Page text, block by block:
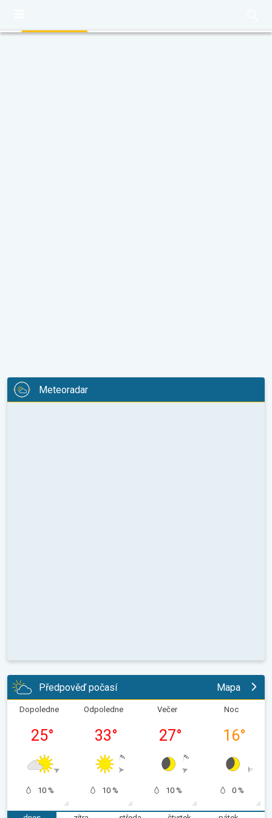
Meteoradar
Předpověď počasí Mapa
Dopoledne
25°
10 %
Odpoledne
33°
10 %
Večer
27°
10 %
Noc
16°
0 %